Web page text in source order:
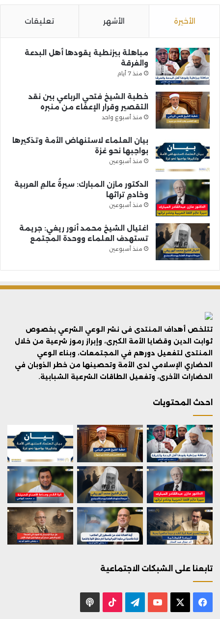
الأخيرة الأشهر تعليقات
مباهلة بيزنطية يقودها أهل البدعة
والفرقة
منذ 7 أيام
خطبة الشيخ فتحي الرباعي بين نقد
التقصير وقرار الإعفاء من منبره
منذ أسبوع واحد
بيان العلماء لاستنهاض الأمة وتذكيرها
بواجبها نحو غزة
منذ أسبوعين
الدكتور مازن المبارك: سيرةُ عالمِ العربية
وخادمِ تراثها
منذ أسبوعين
اغتيال الشيخ محمد أنور ريغي: جريمة
تستهدف العلماء ووحدة المجتمع
منذ أسبوعين
تتلخص أهداف المنتدى فى نشر الوعي الشرعي بخصوص
ثوابت الدين وقضايا الأمة الكبرى، وإبراز رموز شرعية من خلال
المنتدى لتفعيل دورهم في المجتمعات، وبناء الوعي
الحضاري الإسلامي لدى الأمة وتحصينها من خطر الذوبان في
الحضارات الأخرى، وتفعيل الطاقات الشرعية الشبابية.
احدث المحتويات
تابعنا على الشبكات الاجتماعية
فيسبوك يوتيوب تيلقرام ‫TikTok